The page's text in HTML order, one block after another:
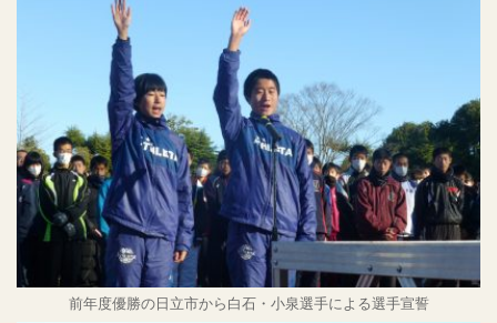
前年度優勝の日立市から白石・小泉選手による選手宣誓